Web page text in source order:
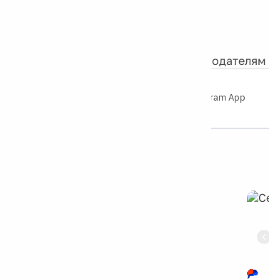
Рекламодателям
Telegram App